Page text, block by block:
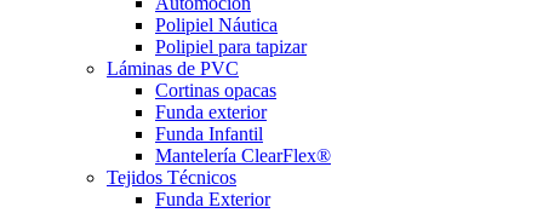
Polipiel Náutica
Polipiel para tapizar
Láminas de PVC
Cortinas opacas
Funda exterior
Funda Infantil
Mantelería ClearFlex®
Tejidos Técnicos
Funda Exterior